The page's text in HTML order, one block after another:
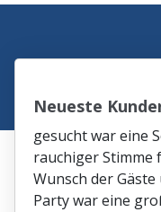
Neueste
gesucht war eine
rauchiger Stimme
Wunsch der
Party war eine